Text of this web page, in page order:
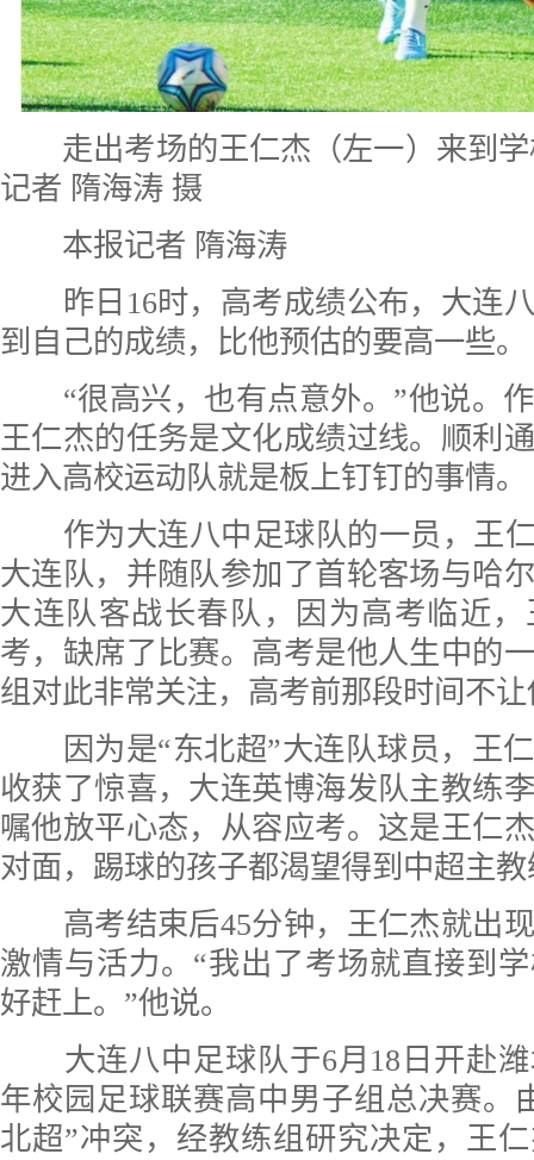
走出考场的王仁杰（左一）来到学
记者 隋海涛 摄
本报记者 隋海涛
昨日16时，高考成绩公布，大连八
到自己的成绩，比他预估的要高一些。
“很高兴，也有点意外。”他说。作
王仁杰的任务是文化成绩过线。顺利
进入高校运动队就是板上钉钉的事情。
作为大连八中足球队的一员，王仁
大连队，并随队参加了首轮客场与哈
大连队客战长春队，因为高考临近
考，缺席了比赛。高考是他人生中的
组对此非常关注，高考前那段时间不
因为是“东北超”大连队球员，王仁
收获了惊喜，大连英博海发队主教练
嘱他放平心态，从容应考。这是王仁
对面，踢球的孩子都渴望得到中超主
高考结束后45分钟，王仁杰就出现
激情与活力。“我出了考场就直接到
好赶上。”他说。
大连八中足球队于6月18日开赴潍
年校园足球联赛高中男子组总决赛。
北超”冲突，经教练组研究决定，王